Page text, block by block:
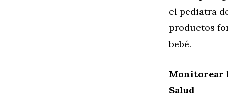
el pediatra
productos
bebé.
Monitorear
Salud